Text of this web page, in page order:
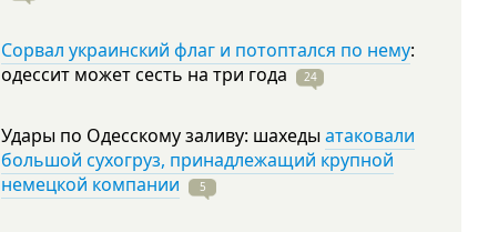
Сорвал украинский флаг и потоптался по нему:
одессит может сесть на три года 24
Удары по Одесскому заливу: шахеды атаковали
большой сухогруз, принадлежащий крупной
немецкой компании
5